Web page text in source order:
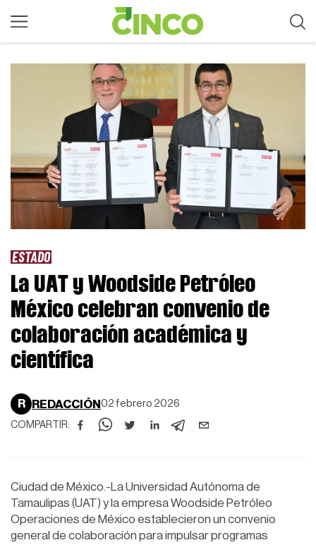
ESTADO
La UAT y Woodside Petróleo
México celebran convenio de
colaboración académica y
científica
R REDACCIÓN 02 febrero 2026
COMPARTIR:
Ciudad de México.-La Universidad Autónoma de
Tamaulipas (UAT) y la empresa Woodside Petróleo
Operaciones de México establecieron un convenio
general de colaboración para impulsar programas